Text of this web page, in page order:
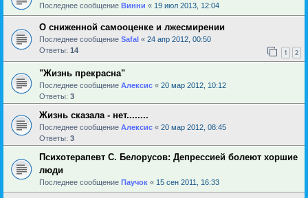
Последнее сообщение Винни « 19 июл 2013, 12:04
О сниженной самооценке и лжесмирении
Последнее сообщение Safal « 24 апр 2012, 00:50
Ответы: 14 1 2
"Жизнь прекрасна"
Последнее сообщение Алексис « 20 мар 2012, 10:12
Ответы: 3
Жизнь сказала - нет........
Последнее сообщение Алексис « 20 мар 2012, 08:45
Ответы: 3
Психотерапевт С. Белорусов: Депрессией болеют хоршие
люди
Последнее сообщение Паучок « 15 сен 2011, 16:33